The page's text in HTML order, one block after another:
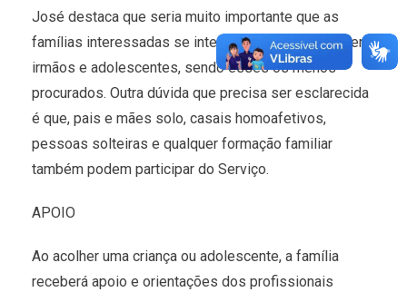
José destaca que seria muito importante que as
famílias interessadas se interessassem em acolher
irmãos e adolescentes, sendo esses os menos
procurados. Outra dúvida que precisa ser esclarecida
é que, pais e mães solo, casais homoafetivos,
pessoas solteiras e qualquer formação familiar
também podem participar do Serviço.
APOIO
Ao acolher uma criança ou adolescente, a família
receberá apoio e orientações dos profissionais